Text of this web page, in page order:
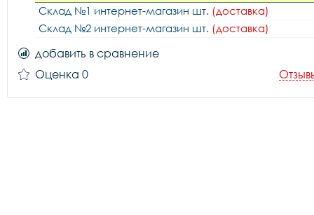
Склад №1 интернет-магазин шт. (доставка)
Склад №2 интернет-магазин шт. (доставка)
добавить в сравнение
Оценка 0